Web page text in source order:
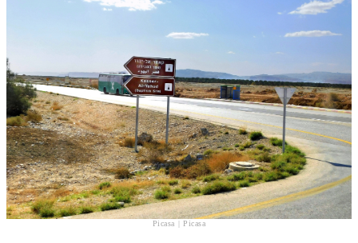
Picasa | Picasa